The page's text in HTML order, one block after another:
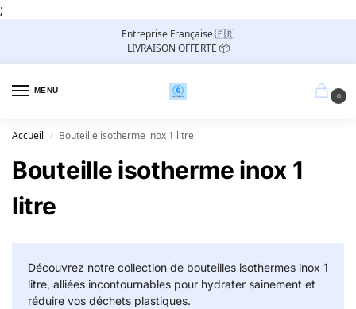
;
Entreprise Française 🇫🇷
LIVRAISON OFFERTE 📦
MENU
0
Accueil / Bouteille isotherme inox 1 litre
Bouteille isotherme inox 1
litre
Découvrez notre collection de bouteilles isothermes inox 1
litre, alliées incontournables pour hydrater sainement et
réduire vos déchets plastiques.